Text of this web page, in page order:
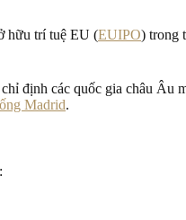
hữu trí tuệ EU (EUIPO) trong
định các quốc gia châu Âu
Madrid.